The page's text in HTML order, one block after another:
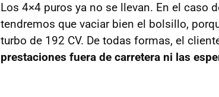
Los 4×4 puros ya no se llevan. En el caso
tendremos que vaciar bien el bolsillo,
turbo de 192 CV. De todas formas, el
prestaciones fuera de carretera ni las